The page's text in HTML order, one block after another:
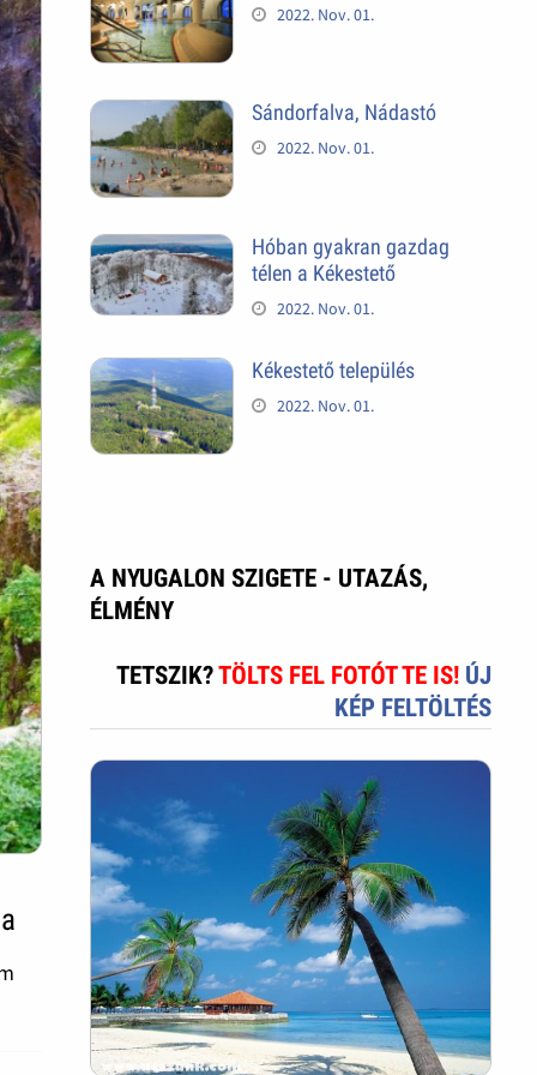
2022. Nov. 01.
Sándorfalva, Nádastó
2022. Nov. 01.
Hóban gyakran gazdag
télen a Kékestető
2022. Nov. 01.
Kékestető település
2022. Nov. 01.
A NYUGALON SZIGETE - UTAZÁS,
ÉLMÉNY
TETSZIK?TÖLTS FEL FOTÓT TE IS! ÚJ
KÉP FELTÖLTÉS